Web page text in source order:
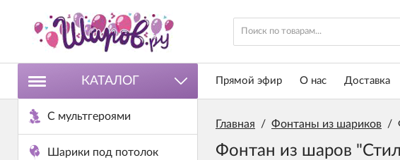
КАТАЛОГ
С мультгероями
Шарики под потолок
Прямой эфир О нас Доставка
Главная / Фонтаны из шариков /
Фонтан из шаров